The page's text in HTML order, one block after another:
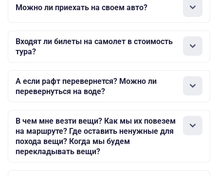
Можно ли приехать на своем авто?
Входят ли билеты на самолет в стоимость
тура?
А если рафт перевернется? Можно ли
перевернуться на воде?
В чем мне везти вещи? Как мы их повезем
на маршруте? Где оставить ненужные для
похода вещи? Когда мы будем
перекладывать вещи?